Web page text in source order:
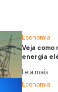
Economia
Veja como
energia
Leia mais
Economia